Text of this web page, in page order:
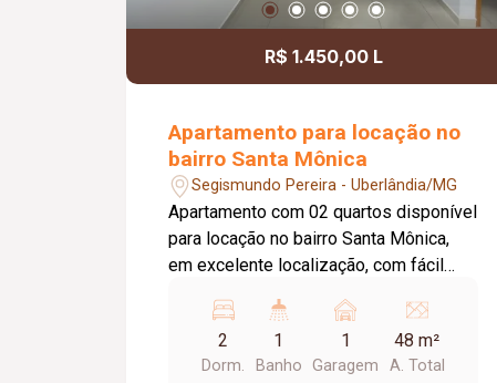
R$ 1.450,00 L
Apartamento para locação no
bairro Santa Mônica
Segismundo Pereira - Uberlândia/MG
Apartamento com 02 quartos disponível
para locação no bairro Santa Mônica,
em excelente localização, com fácil
escolas e demais conveniências da
região. O imóvel dispõe de sala
aconchegante, cozinha funcional,
2
Dorm.
1
Banho
1
Garagem
48 m²
A. Total